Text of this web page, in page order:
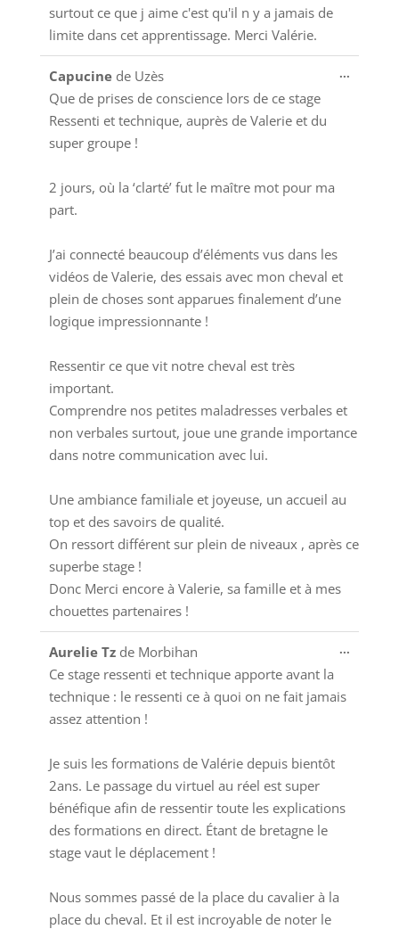
surtout ce que j aime c'est qu'il n y a jamais de
limite dans cet apprentissage. Merci Valérie.
Capucine de Uzès
Que de prises de conscience lors de ce stage
Ressenti et technique, auprès de Valerie et du
super groupe !
2 jours, où la ‘clarté’ fut le maître mot pour ma
part.
J’ai connecté beaucoup d’éléments vus dans les
vidéos de Valerie, des essais avec mon cheval et
plein de choses sont apparues finalement d’une
logique impressionnante !
Ressentir ce que vit notre cheval est très
important.
Comprendre nos petites maladresses verbales et
non verbales surtout, joue une grande importance
dans notre communication avec lui.
Une ambiance familiale et joyeuse, un accueil au
top et des savoirs de qualité.
On ressort différent sur plein de niveaux , après ce
superbe stage !
Donc Merci encore à Valerie, sa famille et à mes
chouettes partenaires !
...
Aurelie Tz de Morbihan
Ce stage ressenti et technique apporte avant la
technique : le ressenti ce à quoi on ne fait jamais
assez attention !
Je suis les formations de Valérie depuis bientôt
2ans. Le passage du virtuel au réel est super
bénéfique afin de ressentir toute les explications
des formations en direct. Étant de bretagne le
stage vaut le déplacement !
Nous sommes passé de la place du cavalier à la
place du cheval. Et il est incroyable de noter le
...